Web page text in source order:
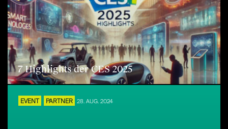
7 Highlights der CES 2025
EVENT PARTNER 28. AUG. 2024